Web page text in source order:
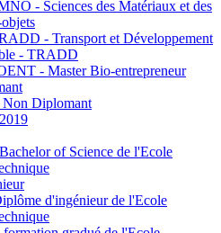
- Sciences des Matériaux et des
- Transport et Développement
- TRADD
- Master Bio-entrepreneur
Diplomant
of Science de l'Ecole
d'ingénieur de l'Ecole